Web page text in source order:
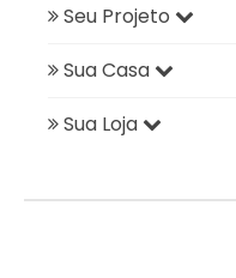
Seu Projeto
Sua Casa
Sua Loja